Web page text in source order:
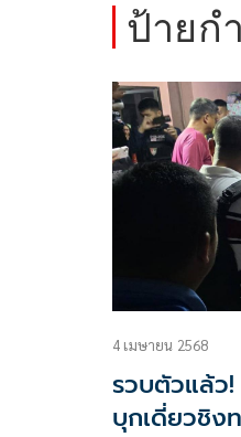
ป้ายก
4 เมษายน 2568
รวบตัวแล้ว!
บุกเดี่ยวชิง